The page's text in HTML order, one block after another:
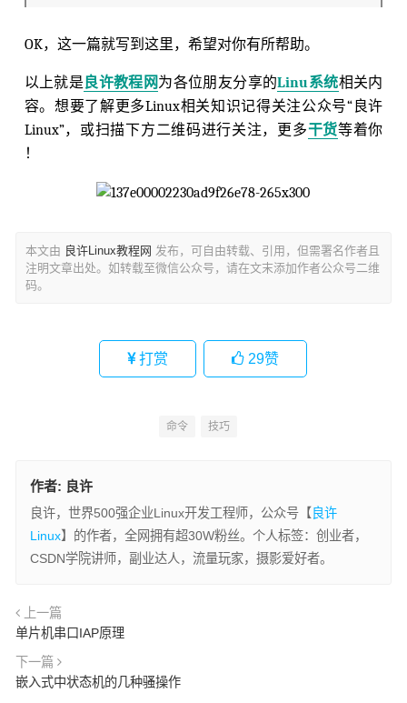
OK，这一篇就写到这里，希望对你有所帮助。
以上就是良许教程网为各位朋友分享的Linu系统相关内
容。想要了解更多Linux相关知识记得关注公众号“良许
Linux”，或扫描下方二维码进行关注，更多干货等着你
！
本文由 良许Linux教程网 发布，可自由转载、引用，但需署名作者且
注明文章出处。如转载至微信公众号，请在文末添加作者公众号二维
码。
打赏 29赞
命令 技巧
作者: 良许
良许，世界500强企业Linux开发工程师，公众号【 良许
Linux】的作者，全网拥有超30W粉丝。个人标签：创业者，
CSDN学院讲师，副业达人，流量玩家，摄影爱好者。
上一篇
单片机串口IAP原理
下一篇
嵌入式中状态机的几种骚操作